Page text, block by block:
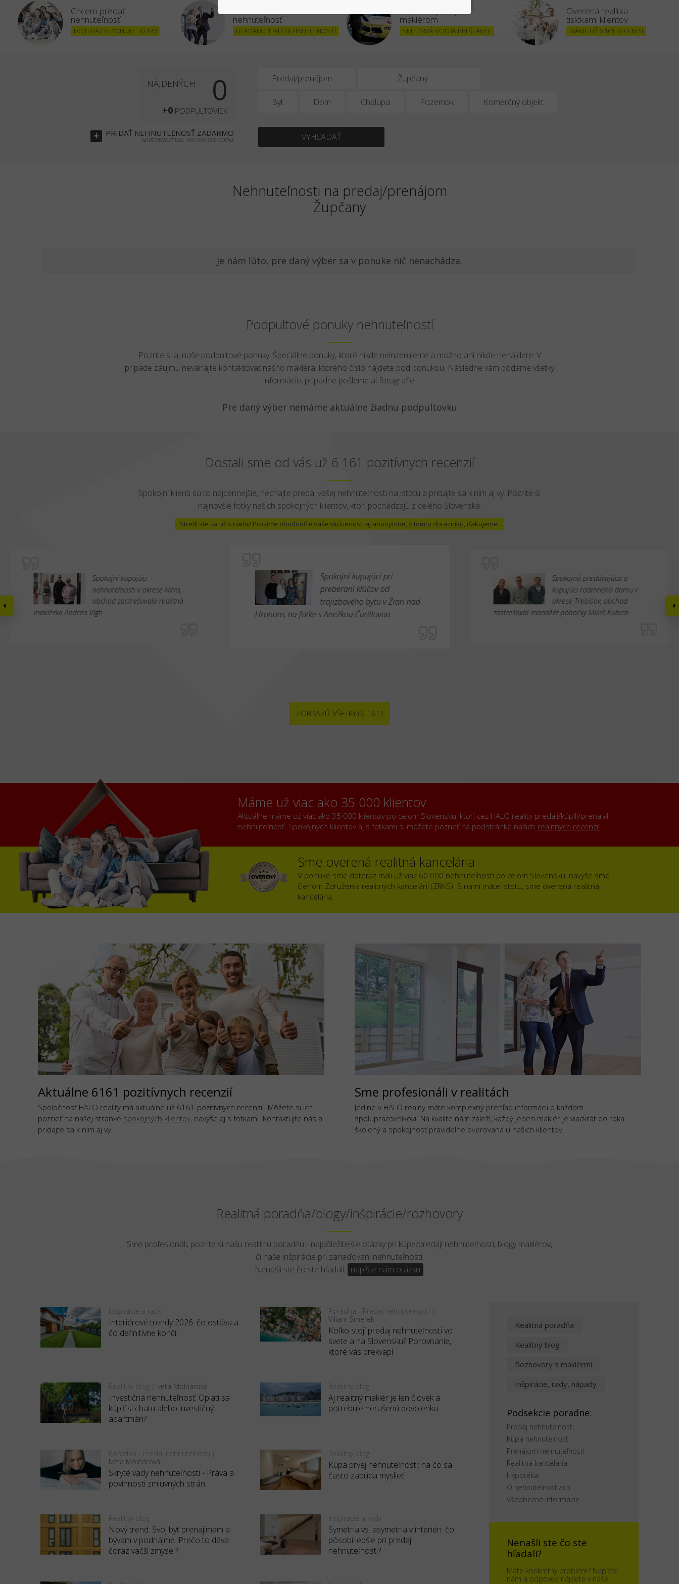
Chcem predať
nehnuteľnosť
DOTERAZ V PONUKE 70 120
nehnuteľnosť
HĽADÁME 1 947 NEHNUTEĽNOSTÍ
maklérom
SME PRVÁ VOĽBA PRI ŠTARTE
Overená realitka
tisíckami klientov
MÁME UŽ 6 161 RECENZIÍ
Predaj/prenájom
Byt Dom Chalupa Pozemok Komerčný objekt
VYHĽADAŤ
NÁJDENÝCH 0
+0 PODPULTOVIEK
+ PRIDAŤ NEHNUTEĽNOSŤ ZADARMO
NÁVŠTEVNOSŤ VIAC AKO 500 000 ROČNE
Nehnuteľnosti na predaj/prenájom
Župčany
Je nám ľúto, pre daný výber sa v ponuke nič nenachádza.
Podpultové ponuky nehnuteľností
Pozrite si aj naše podpultové ponuky. Špeciálne ponuky, ktoré nikde neinzerujeme a možno ani nikde nenájdete. V
prípade záujmu neváhajte kontaktovať nášho makléra, ktorého číslo nájdete pod ponukou. Následne vám podáme všetky
informácie, prípadne pošleme aj fotografie.
Pre daný výber nemáme aktuálne žiadnu podpultovku
Dostali sme od vás už 6 161 pozitívnych recenzií
Spokojní klienti sú to najcennejšie, nechajte predaj vašej nehnuteľnosti na istotu a pridajte sa k ním aj vy. Pozrite si
najnovšie fotky našich spokojných klientov, ktorí pochádzajú z celého Slovenska.
Stretli ste sa už s nami? Prosíme ohodnoťte vaše skúsenosti aj anonymne, v tomto dotazníku, ďakujeme.
Spokojní kupujúci
nehnuteľnosti v okrese Nitra,
obchod zastrešovala realitná
maklérka Andrea Vígh.
Spokojní kupujúci pri
preberaní kľúčov od
trojizbového bytu v Žiari nad
Hronom, na fotke s Anežkou Čurillovou.
Spokojná predávajúca a
kupujúci rodinného domu v
okrese Trebišov, obchod
zastrešoval manažér pobočky Miloš Kubica.
ZOBRAZIŤ VŠETKY (6 161)
Máme už viac ako 35 000 klientov
Aktuálne máme už viac ako 35 000 klientov po celom Slovensku, ktorí cez HALO reality predali/kúpili/prenajali
nehnuteľnosť. Spokojných klientov aj s fotkami si môžete pozrieť na podstránke našich realitných recenzií.
Sme overená realitná kancelária
V ponuke sme doteraz mali už viac 60 000 nehnuteľností po celom Slovensku, navyše sme
členom Združenia realitných kancelárii (ZRKS). S nami máte istotu, sme overená realitná
kancelária.
Aktuálne 6161 pozitívnych recenzií
Spoločnosť HALO reality má aktuálne už 6161 pozitívnych recenzií. Môžete si ich
pozrieť na našej stránke spokojných klientov, navyše aj s fotkami. Kontaktujte nás a
pridajte sa k nim aj vy.
Sme profesionáli v realitách
Jedine v HALO reality máte komplexný prehľad informácii o každom
spolupracovníkovi. Na kvalite nám záleží, každý jeden maklér je viackrát do roka
školený a spokojnosť pravidelne overovaná u našich klientov.
Realitná poradňa/blogy/inšpirácie/rozhovory
Sme profesionáli, pozrite si našu realitnú poradňu - najdôležitejšie otázky pri kúpe/predaji nehnuteľnosti, blogy maklérov,
či naše inšpirácie pri zariaďovaní nehnuteľnosti.
Nenašli ste čo ste hľadali, napíšte nám otázku .
Inšpirácie a rady
Interiérové trendy 2026: čo ostáva a
čo definitívne končí
Poradňa - Predaj nehnuteľnosti
Viliam Smerek
Koľko stojí predaj nehnuteľnosti vo
svete a na Slovensku? Porovnanie,
ktoré vás prekvapí
Realitný blog Iveta Molnárová
Investičná nehnuteľnosť: Oplatí sa
kúpiť si chatu alebo investičný
apartmán?
Realitný blog
Aj realitný maklér je len človek a
potrebuje nerušenú dovolenku
Poradňa - Predaj nehnuteľnosti
Iveta Molnárová
Skryté vady nehnuteľnosti - Práva a
povinnosti zmluvných strán
Realitný blog
Kúpa prvej nehnuteľnosti: na čo sa
často zabúda myslieť
Realitný blog
Nový trend: Svoj byt prenajímam a
bývam v podnájme. Prečo to dáva
čoraz väčší zmysel?
Inšpirácie a rady
Symetria vs. asymetria v interiéri: čo
pôsobí lepšie pri predaji
nehnuteľnosti?
Realitná poradňa
Realitný blog
Rozhovory s maklérmi
Inšpirácie, rady, nápady
Podsekcie poradne:
Predaj nehnuteľnosti
Kúpa nehnuteľnosti
Prenájom nehnuteľnosti
Realitná kancelária
Hypotéka
O nehnuteľnostiach
Všeobecné informácie
Nenašli ste čo ste
hľadali?
Máte konkrétny problém? Napíšte
nám a odpoveď nájdete v našej